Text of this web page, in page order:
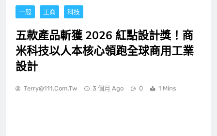
一般 工商 科技
五款產品斬獲 2026 紅點設計獎！商
米科技以人本核心領跑全球商用工業
設計
Terry@111.com.tw 3 個月 Ago 0 1 Mins